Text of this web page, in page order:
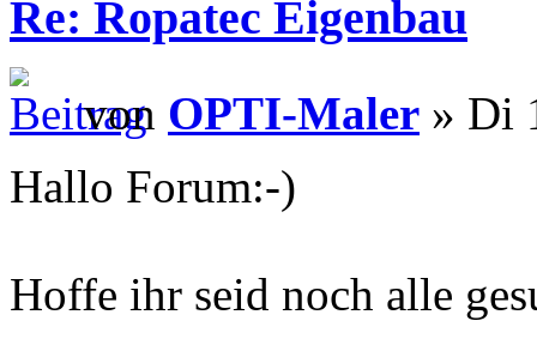
Re: Ropatec Eigenbau
von OPTI-Maler » Di
Hallo Forum:-)
Hoffe ihr seid noch alle